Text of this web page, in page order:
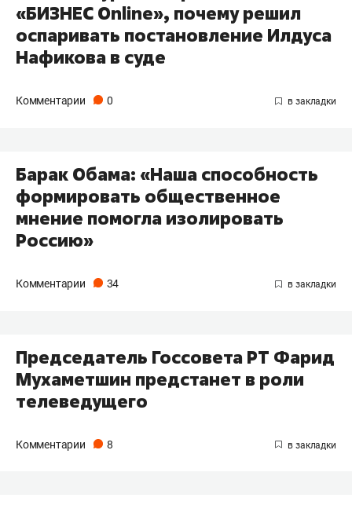
«БИЗНЕС Online», почему решил
оспаривать постановление Илдуса
Нафикова в суде
Комментарии 0
Барак Обама: «Наша способность
формировать общественное
мнение помогла изолировать
Россию»
Комментарии 34
Председатель Госсовета РТ Фарид
Мухаметшин предстанет в роли
телеведущего
Комментарии 8